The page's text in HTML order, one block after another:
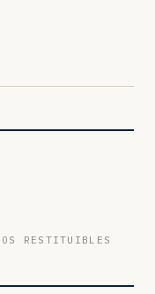
RESTITUIBLES